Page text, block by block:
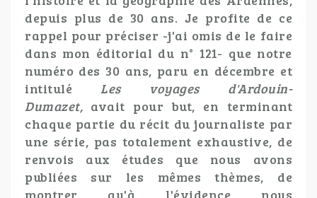
depuis plus de 30 ans. Je profite de ce
rappel pour préciser -j'ai omis de le faire
dans mon éditorial du n° 121- que notre
numéro des 30 ans, paru en décembre et
intitulé Les voyages d'Ardouin-
Dumazet, avait pour but, en terminant
chaque partie du récit du journaliste par
une série, pas totalement exhaustive, de
renvois aux études que nous avons
publiées sur les mêmes thèmes, de
montrer qu'à l'évidence nous